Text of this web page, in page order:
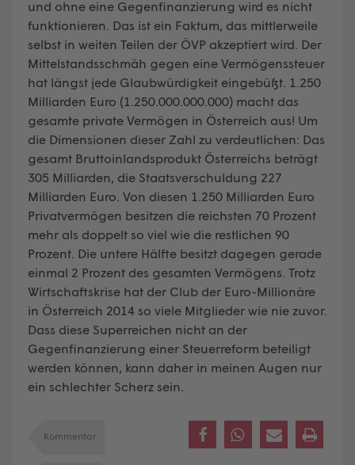
und ohne eine Gegenfinanzierung wird es nicht
funktionieren. Das ist ein Faktum, das mittlerweile
selbst in weiten Teilen der ÖVP akzeptiert wird. Der
Mittelstandsschmäh gegen eine Vermögenssteuer
hat längst jede Glaubwürdigkeit eingebüßt. 1.250
Milliarden Euro (1.250.000.000.000) macht das
gesamte private Vermögen in Österreich aus! Um
die Dimensionen dieser Zahl zu verdeutlichen: Das
gesamt Bruttoinlandsprodukt Österreichs beträgt
305 Milliarden, die Staatsverschuldung 227
Milliarden Euro. Von diesen 1.250 Milliarden Euro
Privatvermögen besitzen die reichsten 70 Prozent
mehr als doppelt so viel wie die restlichen 90
Prozent. Die untere Hälfte besitzt dagegen gerade
einmal 2 Prozent des gesamten Vermögens. Trotz
Wirtschaftskrise hat der Club der Euro-Millionäre
in Österreich 2014 so viele Mitglieder wie nie zuvor.
Dass diese Superreichen nicht an der
Gegenfinanzierung einer Steuerreform beteiligt
werden können, kann daher in meinen Augen nur
ein schlechter Scherz sein.
Kommentar